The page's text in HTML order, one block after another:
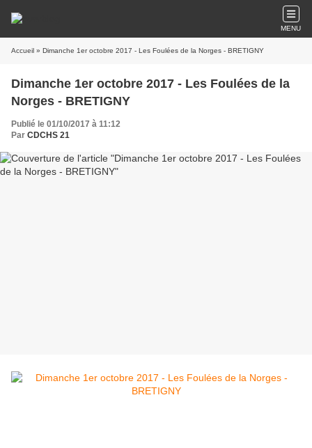
MENU
Accueil » Dimanche 1er octobre 2017 - Les Foulées de la Norges - BRETIGNY
Dimanche 1er octobre 2017 - Les Foulées de la
Norges - BRETIGNY
Publié le 01/10/2017 à 11:12
Par CDCHS 21